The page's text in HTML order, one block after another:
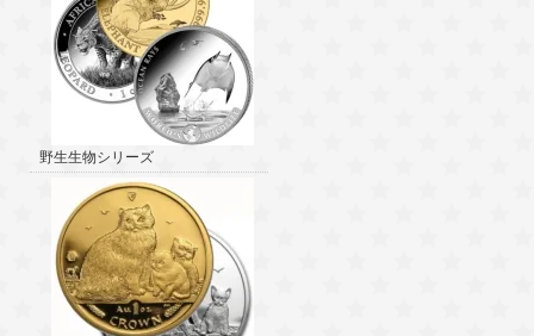
野生生物シリーズ